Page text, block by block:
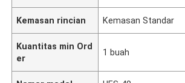
Kemasan rincian Kemasan Standar
Kuantitas min Ord
er
1 buah